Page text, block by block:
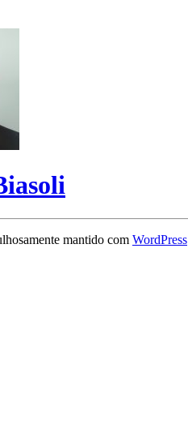
mantido com WordPress